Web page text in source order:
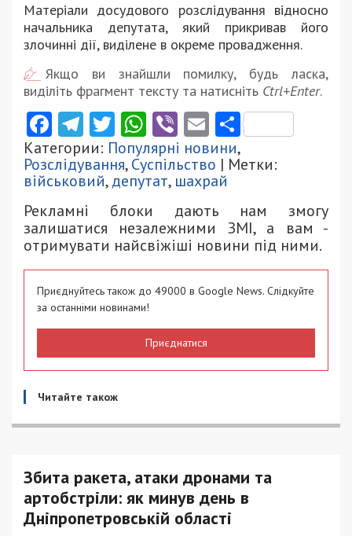
Матеріали досудового розслідування відносно
начальника депутата, який прикривав його
злочинні дії, виділене в окреме провадження.
Якщо ви знайшли помилку, будь ласка,
виділіть фрагмент тексту та натисніть Ctrl+Enter.
Facebook
Telegram
Twitter
WhatsApp
ViberEmail
Категории: Популярні новини,
Розслідування,Суспільство | Метки:
військовий,депутат, шахрай
Рекламні блоки дають нам змогу
залишатися незалежними ЗМІ, а вам -
отримувати найсвіжіші новини під ними.
Приєднуйтесь також до 49000 в Google News. Слідкуйте
за останніми новинами!
Приєднатися
Читайте також
Збита ракета, атаки дронами та
артобстріли: як минув день в
Дніпропетровській області